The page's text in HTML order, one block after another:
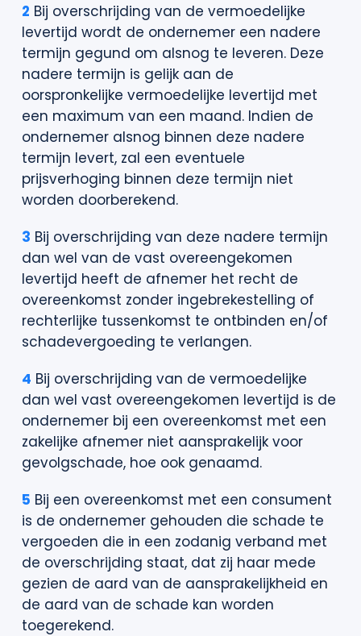
2 Bij overschrijding van de vermoedelijke
levertijd wordt de ondernemer een nadere
termijn gegund om alsnog te leveren. Deze
nadere termijn is gelijk aan de
oorspronkelijke vermoedelijke levertijd met
een maximum van een maand. Indien de
ondernemer alsnog binnen deze nadere
termijn levert, zal een eventuele
prijsverhoging binnen deze termijn niet
worden doorberekend.
3 Bij overschrijding van deze nadere termijn
dan wel van de vast overeengekomen
levertijd heeft de afnemer het recht de
overeenkomst zonder ingebrekestelling of
rechterlijke tussenkomst te ontbinden en/of
schadevergoeding te verlangen.
4 Bij overschrijding van de vermoedelijke
dan wel vast overeengekomen levertijd is de
ondernemer bij een overeenkomst met een
zakelijke afnemer niet aansprakelijk voor
gevolgschade, hoe ook genaamd.
5 Bij een overeenkomst met een consument
is de ondernemer gehouden die schade te
vergoeden die in een zodanig verband met
de overschrijding staat, dat zij haar mede
gezien de aard van de aansprakelijkheid en
de aard van de schade kan worden
toegerekend.